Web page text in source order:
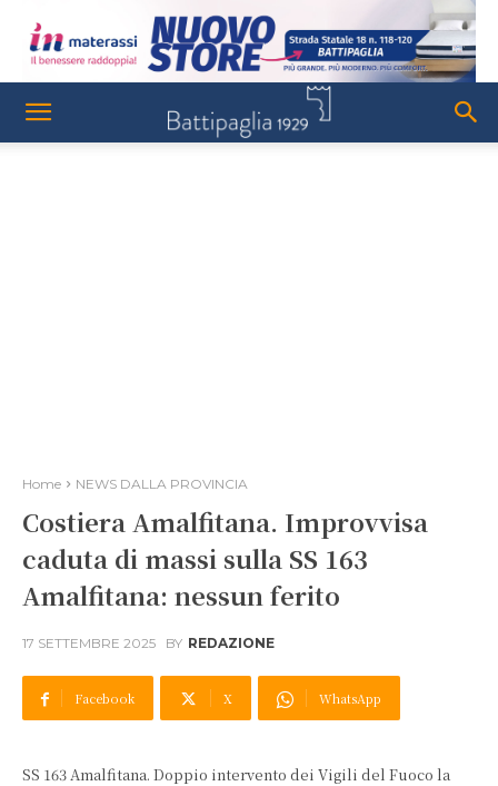
Home NEWS DALLA PROVINCIA
Costiera Amalfitana. Improvvisa
caduta di massi sulla SS 163
Amalfitana: nessun ferito
17 SETTEMBRE 2025 BY REDAZIONE
Facebook X WhatsApp
SS 163 Amalfitana. Doppio intervento dei Vigili del Fuoco la